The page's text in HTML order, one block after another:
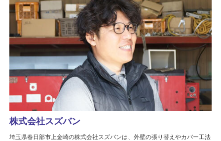
株式会社スズバン
埼玉県春日部市上金崎の株式会社スズバンは、外壁の張り替えやカバー工法